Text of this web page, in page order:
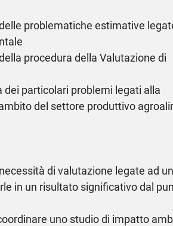
problematiche estimative
procedura della Valutazione di
particolari problemi legati alla
del settore produttivo
di valutazione legate ad un
in un risultato significativo dal
uno studio di impatto